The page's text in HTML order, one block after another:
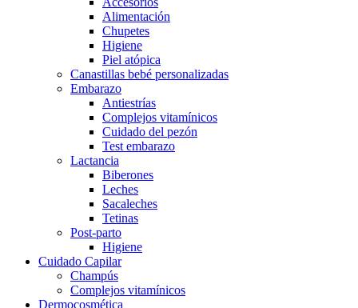
Alimentación
Chupetes
Higiene
Piel atópica
Canastillas bebé personalizadas
Embarazo
Antiestrías
Complejos vitamínicos
Cuidado del pezón
Test embarazo
Lactancia
Biberones
Leches
Sacaleches
Tetinas
Post-parto
Higiene
Cuidado Capilar
Champús
Complejos vitamínicos
Dermocosmética